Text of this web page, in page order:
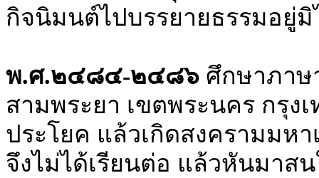
กิจนิมนต์ไปบรรยายธรรมอยู่มิ
พ.ศ.๒๔๘๔-๒๔๘๖ ศึกษาภาษ
สามพระยา เขตพระนคร กรุง
ประโยค แล้วเกิดสงครามมห
จึงไม่ได้เรียนต่อ แล้วหันมาส